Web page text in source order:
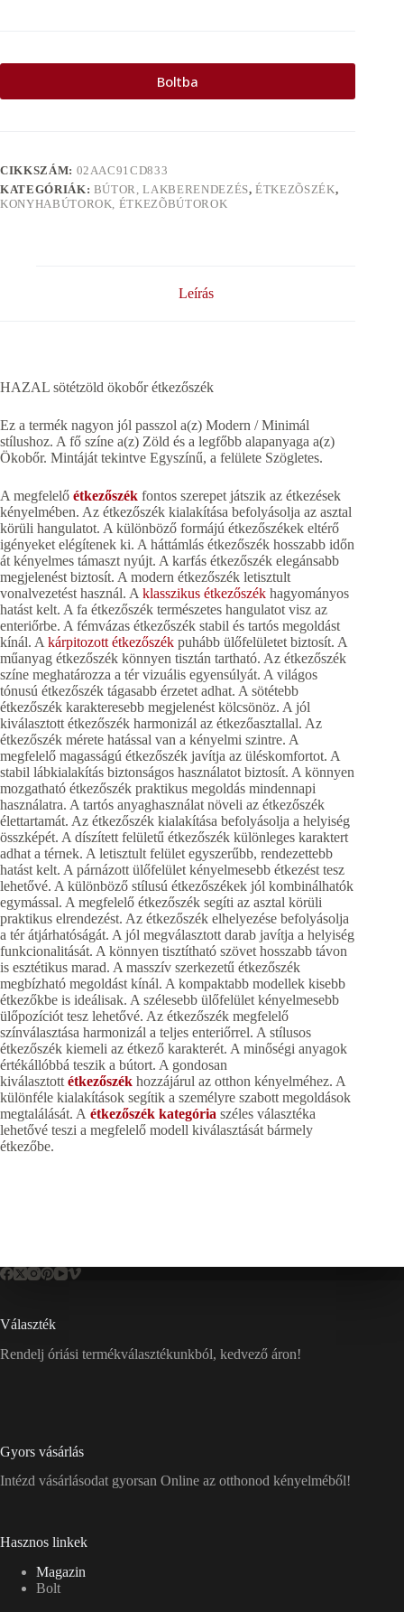
Boltba
CIKKSZÁM: 02AAC91CD833
KATEGÓRIÁK: BÚTOR, LAKBERENDEZÉS,ÉTKEZÕSZÉK,
KONYHABÚTOROK, ÉTKEZÕBÚTOROK
Leírás
HAZAL sötétzöld ökobőr étkezőszék
Ez a termék nagyon jól passzol a(z) Modern / Minimál
stílushoz. A fő színe a(z) Zöld és a legfőbb alapanyaga a(z)
Ökobőr. Mintáját tekintve Egyszínű, a felülete Szögletes.
A megfelelő étkezőszék fontos szerepet játszik az étkezések
kényelmében. Az étkezőszék kialakítása befolyásolja az asztal
körüli hangulatot. A különböző formájú étkezőszékek eltérő
igényeket elégítenek ki. A háttámlás étkezőszék hosszabb időn
át kényelmes támaszt nyújt. A karfás étkezőszék elegánsabb
megjelenést biztosít. A modern étkezőszék letisztult
vonalvezetést használ. A klasszikus étkezőszék hagyományos
hatást kelt. A fa étkezőszék természetes hangulatot visz az
enteriőrbe. A fémvázas étkezőszék stabil és tartós megoldást
kínál. A kárpitozott étkezőszék puhább ülőfelületet biztosít. A
műanyag étkezőszék könnyen tisztán tartható. Az étkezőszék
színe meghatározza a tér vizuális egyensúlyát. A világos
tónusú étkezőszék tágasabb érzetet adhat. A sötétebb
étkezőszék karakteresebb megjelenést kölcsönöz. A jól
kiválasztott étkezőszék harmonizál az étkezőasztallal. Az
étkezőszék mérete hatással van a kényelmi szintre. A
megfelelő magasságú étkezőszék javítja az üléskomfortot. A
stabil lábkialakítás biztonságos használatot biztosít. A könnyen
mozgatható étkezőszék praktikus megoldás mindennapi
használatra. A tartós anyaghasználat növeli az étkezőszék
élettartamát. Az étkezőszék kialakítása befolyásolja a helyiség
összképét. A díszített felületű étkezőszék különleges karaktert
adhat a térnek. A letisztult felület egyszerűbb, rendezettebb
hatást kelt. A párnázott ülőfelület kényelmesebb étkezést tesz
lehetővé. A különböző stílusú étkezőszékek jól kombinálhatók
egymással. A megfelelő étkezőszék segíti az asztal körüli
praktikus elrendezést. Az étkezőszék elhelyezése befolyásolja
a tér átjárhatóságát. A jól megválasztott darab javítja a helyiség
funkcionalitását. A könnyen tisztítható szövet hosszabb távon
is esztétikus marad. A masszív szerkezetű étkezőszék
megbízható megoldást kínál. A kompaktabb modellek kisebb
étkezőkbe is ideálisak. A szélesebb ülőfelület kényelmesebb
ülőpozíciót tesz lehetővé. Az étkezőszék megfelelő
színválasztása harmonizál a teljes enteriőrrel. A stílusos
étkezőszék kiemeli az étkező karakterét. A minőségi anyagok
értékállóbbá teszik a bútort. A gondosan
kiválasztott étkezőszék hozzájárul az otthon kényelméhez. A
különféle kialakítások segítik a személyre szabott megoldások
megtalálását. A étkezőszék kategória széles választéka
lehetővé teszi a megfelelő modell kiválasztását bármely
étkezőbe.
Választék
Rendelj óriási termékválasztékunkból, kedvező áron!
Gyors vásárlás
Intézd vásárlásodat gyorsan Online az otthonod kényelméből!
Hasznos linkek
Magazin
Bolt